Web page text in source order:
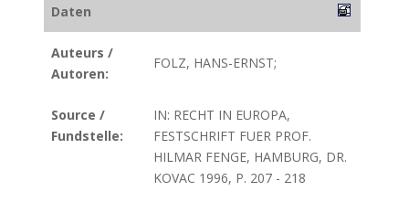
Daten
Auteurs /
Autoren:
FOLZ, HANS-ERNST;
Source /
Fundstelle:
IN: RECHT IN EUROPA,
FESTSCHRIFT FUER PROF.
HILMAR FENGE, HAMBURG, DR.
KOVAC 1996, P. 207 - 218